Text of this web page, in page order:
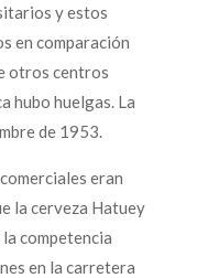
y estos
en comparación
otros centros
hubo huelgas. La
de 1953.
eran
la cerveza Hatuey
competencia
en la carretera